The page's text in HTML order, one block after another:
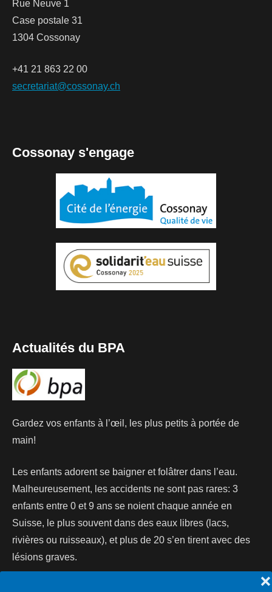
❌
Rue Neuve 1
Case postale 31
1304 Cossonay
+41 21 863 22 00
secretariat@cossonay.ch
Cossonay s'engage
Actualités du BPA
Gardez vos enfants à l’œil, les plus petits à portée de
main!
Les enfants adorent se baigner et folâtrer dans l’eau.
Malheureusement, les accidents ne sont pas rares: 3
enfants entre 0 et 9 ans se noient chaque année en
Suisse, le plus souvent dans des eaux libres (lacs,
rivières ou ruisseaux), et plus de 20 s’en tirent avec des
lésions graves.